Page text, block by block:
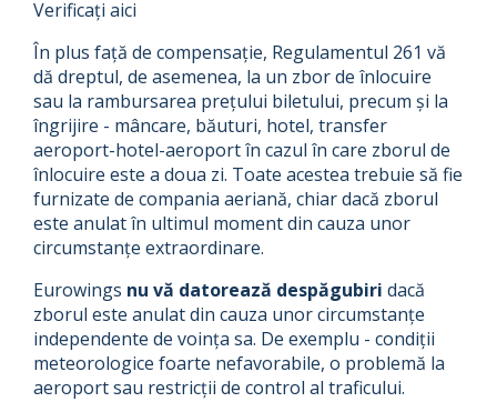
Verificați aici
În plus față de compensație, Regulamentul 261 vă
dă dreptul, de asemenea, la un zbor de înlocuire
sau la rambursarea prețului biletului, precum și la
îngrijire - mâncare, băuturi, hotel, transfer
aeroport-hotel-aeroport în cazul în care zborul de
înlocuire este a doua zi. Toate acestea trebuie să fie
furnizate de compania aeriană, chiar dacă zborul
este anulat în ultimul moment din cauza unor
circumstanțe extraordinare.
Eurowings nu vă datorează despăgubiri dacă
zborul este anulat din cauza unor circumstanțe
independente de voința sa. De exemplu - condiții
meteorologice foarte nefavorabile, o problemă la
aeroport sau restricții de control al traficului.